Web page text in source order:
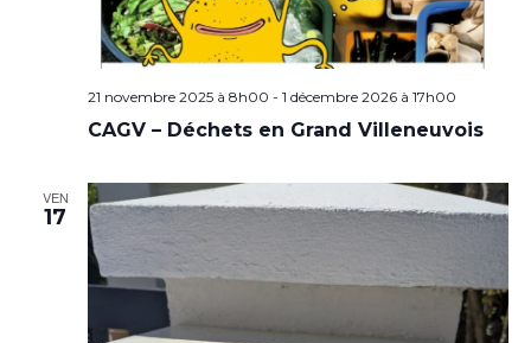
21 novembre 2025 à 8h00 - 1 décembre 2026 à 17h00
CAGV – Déchets en Grand Villeneuvois
VEN
17